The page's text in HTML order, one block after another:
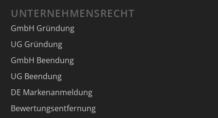
UNTERNEHMENSRECHT
GmbH Gründung
UG Gründung
GmbH Beendung
UG Beendung
DE Markenanmeldung
Bewertungsentfernung